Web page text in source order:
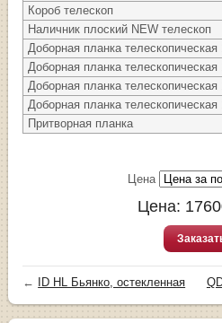
Короб телескоп
Наличник плоский NEW телескоп
Доборная планка
Доборная планка
Доборная планка
Доборная планка
Притворная планка
Цена
Цена:
← ID HL Бьянко, остекленная